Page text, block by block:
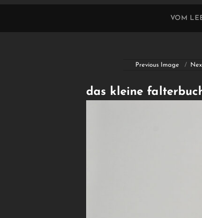
VOM
Previous Image
das kleine